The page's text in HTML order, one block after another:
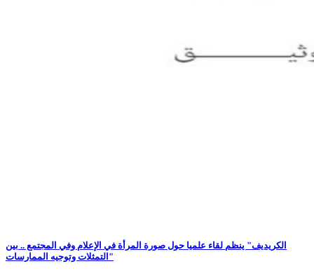
الكريديف" ينظم لقاء علميا حول صورة المرأة في الإعلام وفي المجتمع .. بين
التمثلات وتوجيه الممارسات"